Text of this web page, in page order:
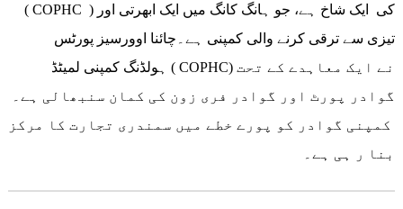
( COPHC ) کی ایک شاخ ہے، جو ہانگ کانگ میں ایک ابھرتی اور
تیزی سے ترقی کرنے والی کمپنی ہے۔چائنا اوورسیز پورٹس
ہولڈنگ کمپنی لمیٹڈ ( COPHC) نے ایک معاہدے کے تحت
گوادر پورٹ اور گوادر فری زون کی کمان سنبھالی ہے۔
کمپنی گوادر کو پورے خطے میں سمندری تجارت کا مرکز
بنا ر ہی ہے۔